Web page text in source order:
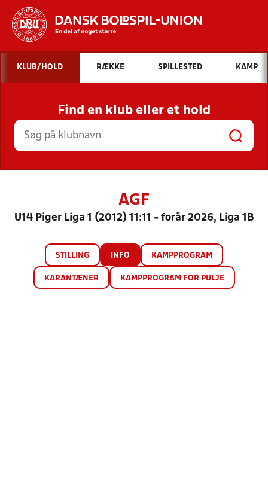
Hvad vil du søge efter?
INDHOLD OG NYHEDER
STILLINGER, RESULTATER, KLUBBER OG
HOLD
KLUB/HOLD RÆKKE SPILLESTED KAMP
Find en klub eller et hold
AGF
U14 Piger Liga 1 (2012) 11:11 - forår 2026, Liga 1B
STILLING INFO KAMPPROGRAM
KARANTÆNER KAMPPROGRAM FOR PULJE